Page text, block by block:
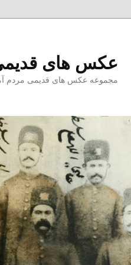
عکس های
مجموعه عکس های قدیمی مردم